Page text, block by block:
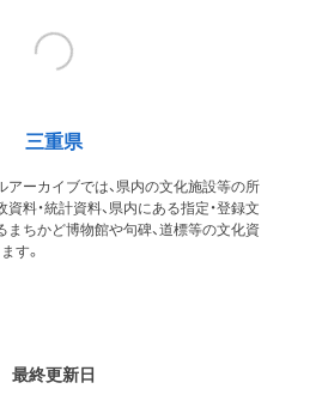
三重県
アーカイブでは、県内の文化施設等の所
資料・統計資料、県内にある指定・登録文
まちかど博物館や句碑、道標等の文化資
す。
最終更新日